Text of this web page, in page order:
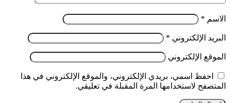
الاسم *
البريد الإلكتروني *
الموقع الإلكتروني
احفظ اسمي، بريدي الإلكتروني، والموقع الإلكتروني في هذا
المتصفح لاستخدامها المرة المقبلة في تعليقي.